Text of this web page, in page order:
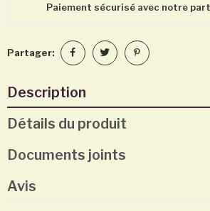
Paiement sécurisé avec notre
Partager:
Description
Détails du produit
Documents joints
Avis